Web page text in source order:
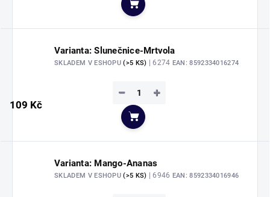
Do košíku
Varianta: Slunečnice-Mrtvola
SKLADEM V ESHOPU(>5 KS) | 6274 EAN: 8592334016274
109 Kč
+
−
Do košíku
Varianta: Mango-Ananas
SKLADEM V ESHOPU(>5 KS) | 6946 EAN: 8592334016946